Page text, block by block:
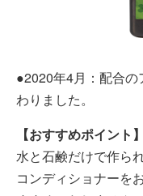
●2020年4月：配合
わりました。
【おすすめポイント】
水と石鹸だけで作ら
コンディショナーを